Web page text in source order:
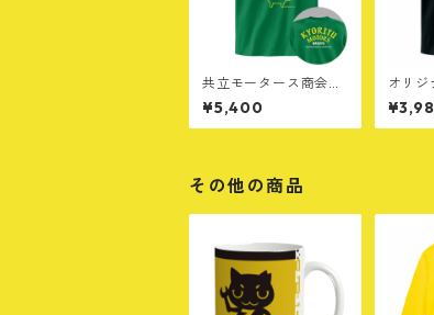
共立モータース商会ロ
ゴ×サビネコ[F］グリ
ーン
¥5,400
オリジ
［A］
その他の商品